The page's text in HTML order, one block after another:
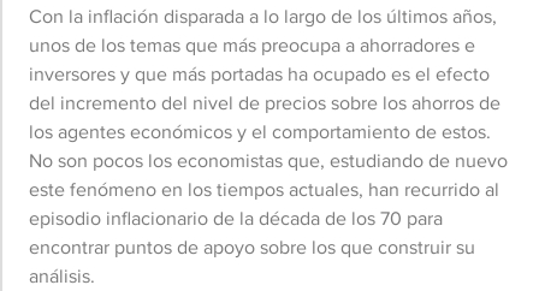
Con la inflación disparada a lo largo de los últimos años,
unos de los temas que más preocupa a ahorradores e
inversores y que más portadas ha ocupado es el efecto
del incremento del nivel de precios sobre los ahorros de
los agentes económicos y el comportamiento de estos.
No son pocos los economistas que, estudiando de nuevo
este fenómeno en los tiempos actuales, han recurrido al
episodio inflacionario de la década de los 70 para
encontrar puntos de apoyo sobre los que construir su
análisis.